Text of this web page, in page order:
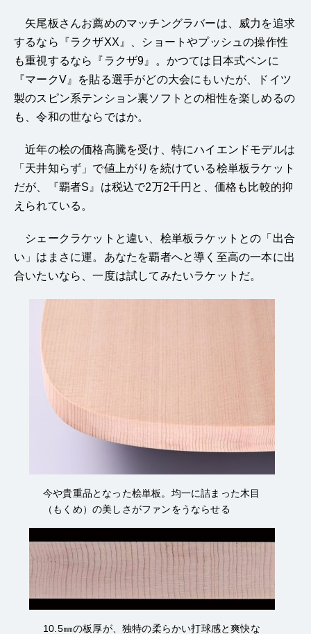
矢尾板さんお薦めのマッチングラバーは、威力を追求
するなら『ラクザXX』、ショートやプッシュの操作性
も重視するなら『ラクザ9』。かつては日本式ペンに
『マークV』を貼る選手がどの大会にもいたが、ドイツ
製のスピン系テンション裏ソフトとの相性を楽しめるの
も、令和の世ならではか。
近年の桧の価格高騰を受け、特にハイエンドモデルは
「天井知らず」で値上がりを続けている桧単板ラケット
だが、『覇者S』は税込で2万2千円と、価格も比較的抑
えられている。
シェークラケットと違い、桧単板ラケットとの「出合
い」はまさに運。あなたを覇者へと導く至高の一本に出
合いたいなら、一度は試してみたいラケットだ。
今や貴重品となった桧単板。均一に詰まった木目
（もくめ）の美しさがファンをうならせる
10.5㎜の板厚が、独特の柔らかい打球感と爽快な